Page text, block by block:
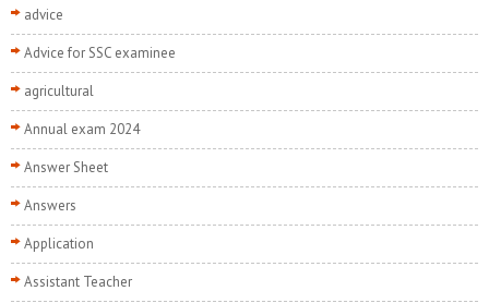
advice
Advice for SSC examinee
agricultural
Annual exam 2024
Answer Sheet
Answers
Application
Assistant Teacher